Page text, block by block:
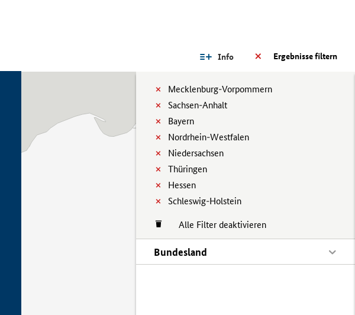
Ergebnisse filtern
Info
Mecklenburg-Vorpommern
Sachsen-Anhalt
Bayern
Nordrhein-Westfalen
Niedersachsen
Thüringen
Hessen
Schleswig-Holstein
Alle Filter deaktivieren
Bundesland